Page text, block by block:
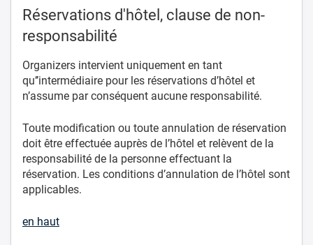
Réservations d'hôtel, clause de non-
responsabilité
Organizers intervient uniquement en tant
qu’’intermédiaire pour les réservations d’hôtel et
n’assume par conséquent aucune responsabilité.
Toute modification ou toute annulation de réservation
doit être effectuée auprès de l’hôtel et relèvent de la
responsabilité de la personne effectuant la
réservation. Les conditions d’annulation de l’hôtel sont
applicables.
en haut